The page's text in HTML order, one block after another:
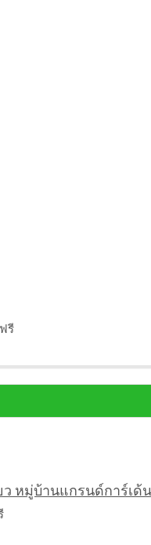
รี
หมู่บ้านแกรนด์การ์เด้